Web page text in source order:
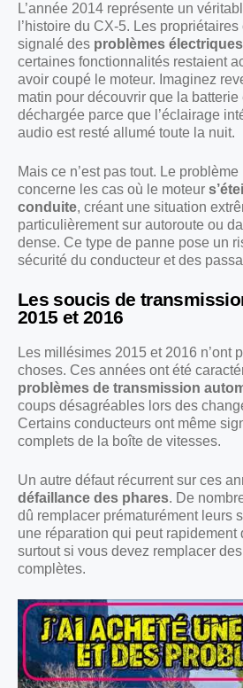
L’année 2014 représente un
l’histoire du CX-5. Les
signalé des problèmes
certaines fonctionnalités restaient
avoir coupé le moteur. Imaginez
matin pour découvrir que la
déchargée parce que l’éclairage
audio est resté allumé toute la nuit.
Mais ce n’est pas tout. Le
concerne les cas où le moteur
conduite, créant une situation
particulièrement sur autoroute ou
dense. Ce type de panne pose un
sécurité du conducteur et des
Les soucis de
2015 et 2016
Les millésimes 2015 et 2016 n’ont
choses. Ces années ont été
problèmes de transmission
coups désagréables lors des
Certains conducteurs ont même
complets de la boîte de vitesses.
Un autre défaut récurrent sur ces
défaillance des phares. De
dû remplacer prématurément leurs
une réparation qui peut rapidement
surtout si vous devez remplacer
complètes.